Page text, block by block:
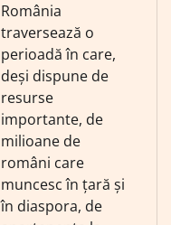
România
traversează o
perioadă în care,
deși dispune de
resurse
importante, de
milioane de
români care
muncesc în țară și
în diaspora, de